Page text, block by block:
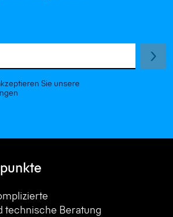
Sie unsere
technische Beratung